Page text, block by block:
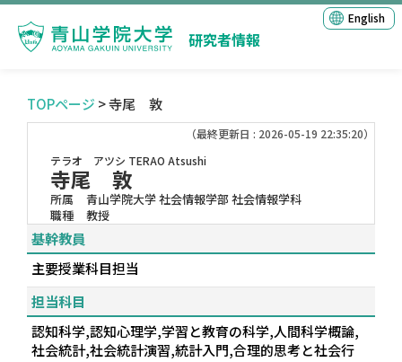
研究者情報
English
TOPページ > 寺尾 敦
（最終更新日 : 2026-05-19 22:35:20）
テラオ アツシ TERAO Atsushi
寺尾 敦
所属
青山学院大学 社会情報学部 社会情報学科
職種
教授
基幹教員
主要授業科目担当
担当科目
認知科学,認知心理学,学習と教育の科学,人間科学概論,
社会統計,社会統計演習,統計入門,合理的思考と社会行